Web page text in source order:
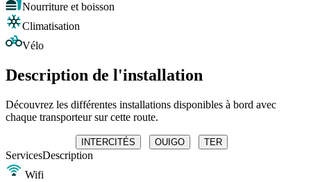
Nourriture et boisson
Climatisation
Vélo
Description de l'installation
Découvrez les différentes installations disponibles à bord avec
chaque transporteur sur cette route.
INTERCITÉS OUIGO TER
ServicesDescription
Wifi